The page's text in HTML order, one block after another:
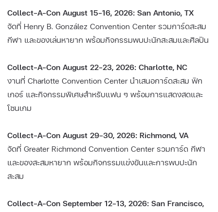
Collect-A-Con August 15–16, 2026: San Antonio, TX
จัดที่ Henry B. González Convention Center รวมการ์ดสะสม
กีฬา และของเล่นหายาก พร้อมกิจกรรมพบปะนักสะสมและศิลปิน
Collect-A-Con August 22–23, 2026: Charlotte, NC
งานที่ Charlotte Convention Center นำเสนอการ์ดสะสม ฟิก
เกอร์ และกิจกรรมพิเศษสำหรับแฟน ๆ พร้อมการแสดงสดและ
โซนเกม
Collect-A-Con August 29–30, 2026: Richmond, VA
จัดที่ Greater Richmond Convention Center รวมการ์ด กีฬา
และของสะสมหายาก พร้อมกิจกรรมแข่งขันและการพบปะนัก
สะสม
Collect-A-Con September 12–13, 2026: San Francisco,